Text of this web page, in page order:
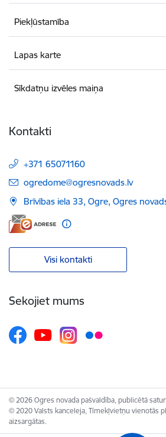
Piekļūstamība
Lapas karte
Sīkdatņu izvēles maiņa
Kontakti
+371 65071160
E-pasts:
ogredome@ogresnovads.lv
Brīvības iela 33, Ogre, Ogres
Visi kontakti
Sekojiet mums
© 2026 Ogres novada pašvaldība, publicētā
© 2020 Valsts kanceleja, Tīmekļvietņu vienotās
aizsargātas.